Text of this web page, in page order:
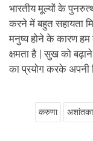
भारतीय मूल्यों के
करने में बहुत सहायता
मनुष्य होने के कारण हम
क्षमता है | सुख को
का प्रयोग करके अपनी
करुणा